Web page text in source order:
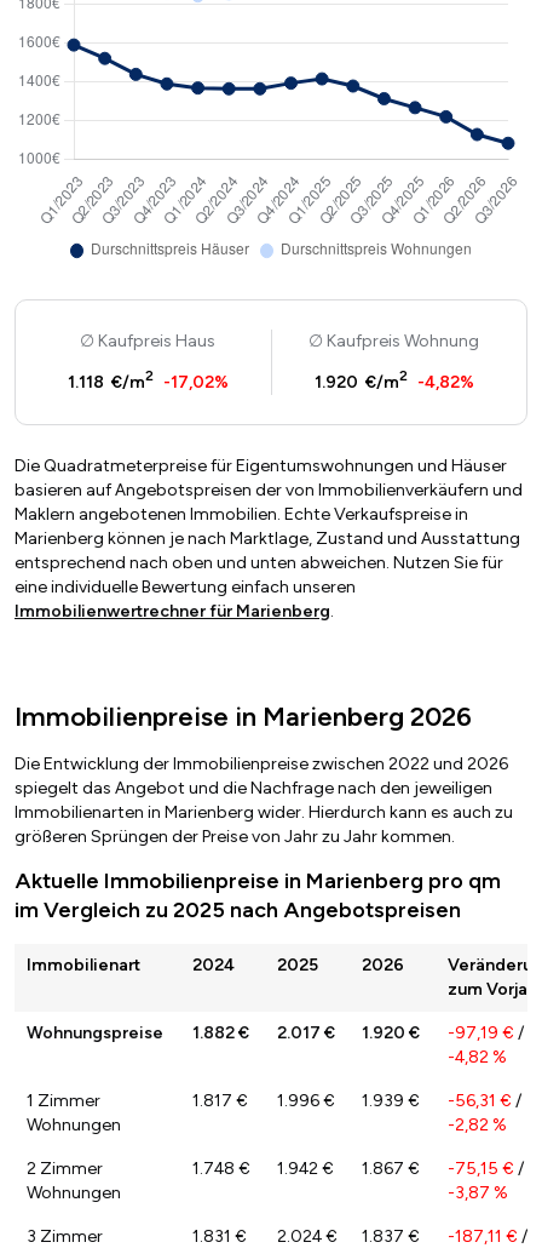
Kaufpreis Haus
1.118 €/m2 -17,02%
Kaufpreis Wohnung
1.920 €/m2 -4,82%
Die Quadratmeterpreise für Eigentumswohnungen und Häuser
basieren auf Angebotspreisen der von Immobilienverkäufern und
Maklern angebotenen Immobilien. Echte Verkaufspreise in
Marienberg können je nach Marktlage, Zustand und Ausstattung
entsprechend nach oben und unten abweichen. Nutzen Sie für
eine individuelle Bewertung einfach unseren
Immobilienwertrechner für Marienberg.
Immobilienpreise in Marienberg 2026
Die Entwicklung der Immobilienpreise zwischen 2022 und 2026
spiegelt das Angebot und die Nachfrage nach den jeweiligen
Immobilienarten in Marienberg wider. Hierdurch kann es auch zu
größeren Sprüngen der Preise von Jahr zu Jahr kommen.
Aktuelle Immobilienpreise in Marienberg pro qm
im Vergleich zu 2025 nach Angebotspreisen
Immobilienart 2024 2025 2026
zum Vorjahr
Wohnungspreise 1.882 € 2.017 € 1.920 € -97,19 € /
-4,82 %
1 Zimmer
Wohnungen
1.817 € 1.996 € 1.939 € -56,31 € /
-2,82 %
2 Zimmer
Wohnungen
1.748 € 1.942 € 1.867 € -75,15 € /
-3,87 %
3 Zimmer
1.831 € 2.024 € 1.837 € -187,11 € /